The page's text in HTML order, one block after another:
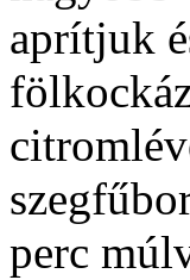
aprítjuk
perc